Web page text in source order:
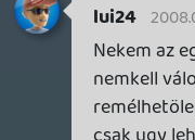
liquid 2008.01.21
Jobbklikk a
Mentés másként..."
megfelelő opció.
raz 2008.01.21